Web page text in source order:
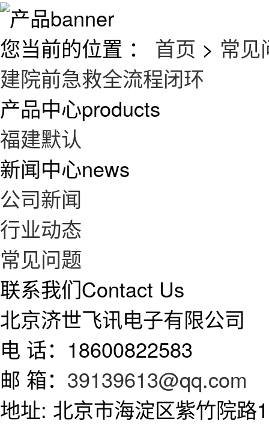
您当前的位置 ： 首页 > 常见
建院前急救全流程闭环
产品中心products
福建默认
新闻中心news
公司新闻
行业动态
常见问题
联系我们Contact Us
北京济世飞讯电子有限公司
电 话：18600822583
邮 箱： 39139613@qq.com
地址: 北京市海淀区紫竹院路